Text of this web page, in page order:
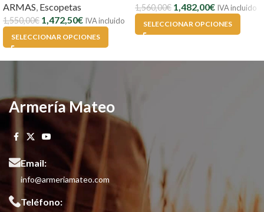
ARMAS Escopetas
1,550,00€ 1,472,50€ IVA incluido
SELECCIONAR OPCIONES
1,560,00€ 1,482,00€ IVA incluido
SELECCIONAR OPCIONES
Armería Mateo
Email:
info@armeriamateo.com
Teléfono: